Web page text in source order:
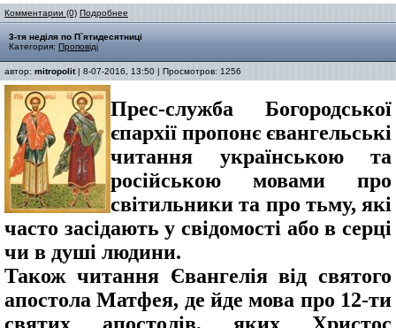
Комментарии (0) Подробнее
3-тя неділя по П`ятидесятниці
Категория: Проповіді
автор: mitropolit| 8-07-2016, 13:50 | Просмотров: 1256
Прес-служба Богородської
єпархії пропонє євангельські
читання українською та
російською мовами про
світильники та про тьму, які
часто засідають у свідомості або в серці
чи в душі людини.
Також читання Євангелія від святого
апостола Матфея, де йде мова про 12-ти